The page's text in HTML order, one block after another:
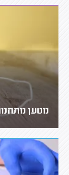
מטען